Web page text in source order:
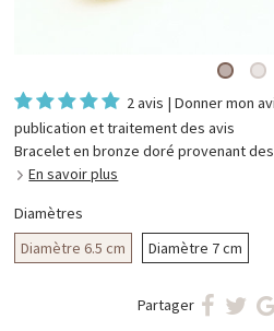
2 avis |Donner mon
publication et traitement des avis
Bracelet en bronze doré provenant
En savoir plus
Diamètres
Diamètre 6.5 cm
Diamètre 7 cm
Partager